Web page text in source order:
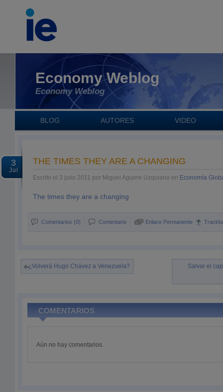
Economy Weblog
Economy Weblog
BLOG AUTORES VIDEO
3
Jul
THE TIMES THEY ARE A CHANGING
Escrito el 3 julio 2011 por Miguel Aguirre Uzquiano en Economía
The times they are a changing
Comentarios (0) Comentario Enlace Permanente
¿Volverá Hugo Chávez a Venezuela? Salvar el
COMENTARIOS
Aún no hay comentarios.